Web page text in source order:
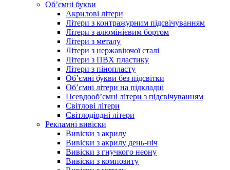
Об’ємні букви
Акрилові літери
Літери з контражурним підсвічуванням
Літери з алюмінієвим бортом
Літери з металу
Літери з нержавіючої сталі
Літери з ПВХ пластику
Літери з пінопласту
Об’ємні букви без підсвітки
Об’ємні літери на підкладці
Псевдооб’ємні літери з підсвічуванням
Світлові літери
Світлодіодні літери
Рекламні вивіски
Вивіски з акрилу
Вивіски з акрилу день-ніч
Вивіски з гнучкого неону
Вивіски з композиту